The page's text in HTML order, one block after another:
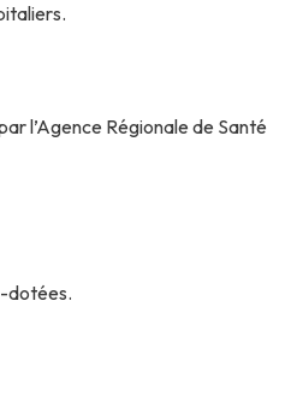
l’Agence Régionale de Santé
dotées.